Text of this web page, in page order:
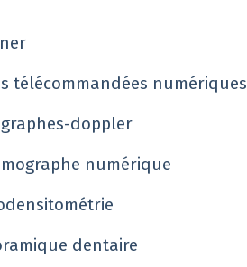
télécommandées numériques
doppler
numérique
dentaire